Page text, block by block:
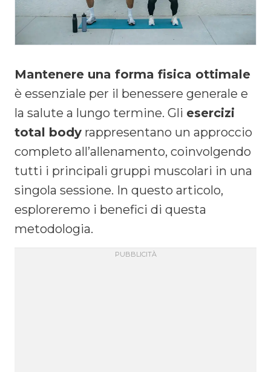
Mantenere una forma fisica ottimale
è essenziale per il benessere generale e
la salute a lungo termine. Gli esercizi
total body rappresentano un approccio
completo all’allenamento, coinvolgendo
tutti i principali gruppi muscolari in una
singola sessione. In questo articolo,
esploreremo i benefici di questa
metodologia.